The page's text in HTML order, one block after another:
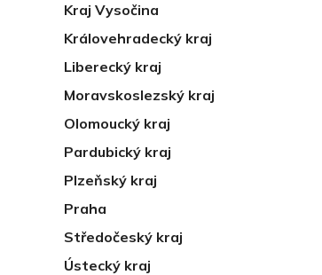
Kraj Vysočina
Královehradecký kraj
Liberecký kraj
Moravskoslezský kraj
Olomoucký kraj
Pardubický kraj
Plzeňský kraj
Praha
Středočeský kraj
Ústecký kraj